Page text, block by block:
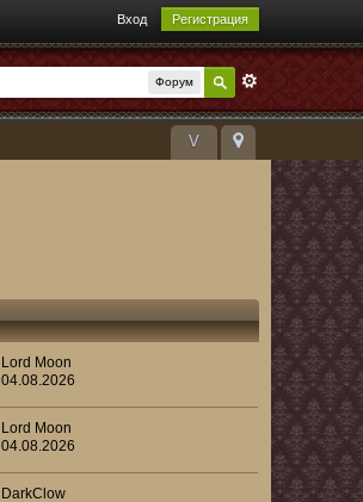
Вход Регистрация
Форум
V
Lord Moon
04.08.2026
Lord Moon
04.08.2026
DarkClow